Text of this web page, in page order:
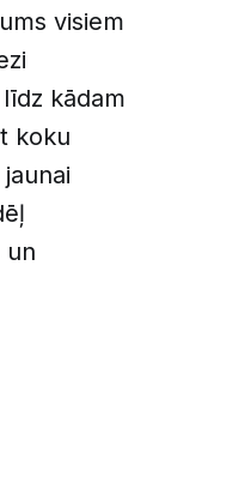
visiem
kādam
koku
un